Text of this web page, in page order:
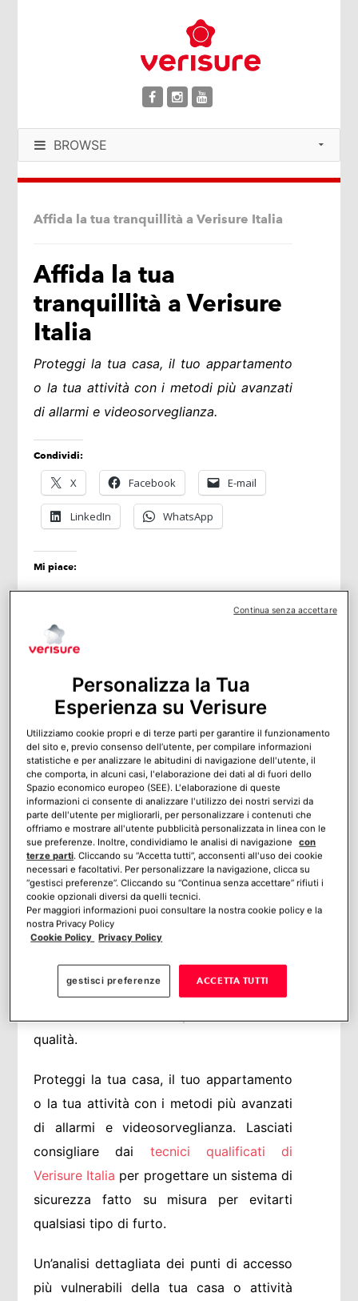
BROWSE
Affida la tua tranquillità a Verisure Italia
Affida la tua
tranquillità a Verisure
Italia
Proteggi la tua casa, il tuo appartamento
o la tua attività con i metodi più avanzati
di allarmi e videosorveglianza.
Condividi:
X Facebook E-mail
LinkedIn WhatsApp
Mi piace:
ora il tuo preventivo gratuito
La prima cosa che cerca il cliente
affidandosi a Verisure Italia è la tranquillità
per sé, per la sua casa e per la sua
famiglia e noi siamo pronti ad assicurarla
qualità.
Proteggi la tua casa, il tuo appartamento
o la tua attività con i metodi più avanzati
di allarmi e videosorveglianza. Lasciati
consigliare dai tecnici qualificati di
Verisure Italia per progettare un sistema di
sicurezza fatto su misura per evitarti
qualsiasi tipo di furto.
Un’analisi dettagliata dei punti di accesso
più vulnerabili della tua casa o attività
Personalizza la Tua
Esperienza su Verisure
Utilizziamo cookie propri e di terze parti per garantire il funzionamento
del sito e, previo consenso dell’utente, per compilare informazioni
statistiche e per analizzare le abitudini di navigazione dell'utente, il
che comporta, in alcuni casi, l'elaborazione dei dati al di fuori dello
Spazio economico europeo (SEE). L'elaborazione di queste
informazioni ci consente di analizzare l'utilizzo dei nostri servizi da
parte dell'utente per migliorarli, per personalizzare i contenuti che
offriamo e mostrare all'utente pubblicità personalizzata in linea con le
sue preferenze. Inoltre, condividiamo le analisi di navigazione
con
terze parti. Cliccando su “Accetta tutti”, acconsenti all'uso dei cookie
necessari e facoltativi. Per personalizzare la navigazione, clicca su
“gestisci preferenze”. Cliccando su “Continua senza accettare” rifiuti i
cookie opzionali diversi da quelli tecnici.
Per maggiori informazioni puoi consultare la nostra cookie policy e la
nostra Privacy Policy
Cookie Policy Privacy Policy
gestisci preferenze ACCETTA TUTTI
Continua senza accettare